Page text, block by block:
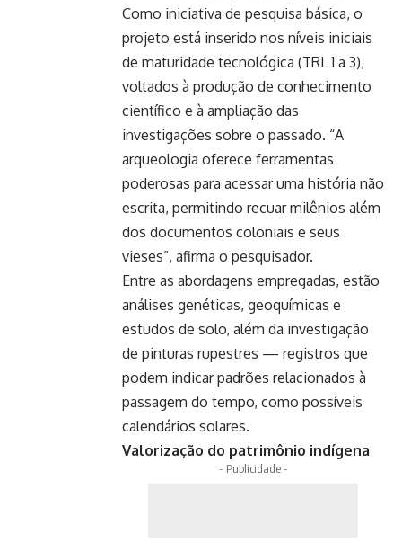
Como iniciativa de pesquisa básica, o
projeto está inserido nos níveis iniciais
de maturidade tecnológica (TRL 1 a 3),
voltados à produção de conhecimento
científico e à ampliação das
investigações sobre o passado. “A
arqueologia oferece ferramentas
poderosas para acessar uma história não
escrita, permitindo recuar milênios além
dos documentos coloniais e seus
vieses”, afirma o pesquisador.
Entre as abordagens empregadas, estão
análises genéticas, geoquímicas e
estudos de solo, além da investigação
de pinturas rupestres — registros que
podem indicar padrões relacionados à
passagem do tempo, como possíveis
calendários solares.
Valorização do patrimônio indígena
- Publicidade -